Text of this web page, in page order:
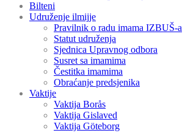
Bilteni
Udruženje ilmijje
Pravilnik o radu imama IZBUŠ-a
Statut udruženja
Sjednica Upravnog odbora
Susret sa imamima
Čestitka imamima
Obraćanje predsjenika
Vaktije
Vaktija Borås
Vaktija Gislaved
Vaktija Göteborg